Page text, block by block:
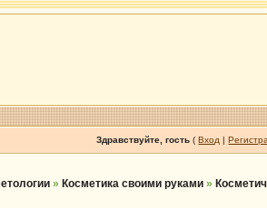
Здравствуйте, гость (Вход |
» Косметика своими руками »